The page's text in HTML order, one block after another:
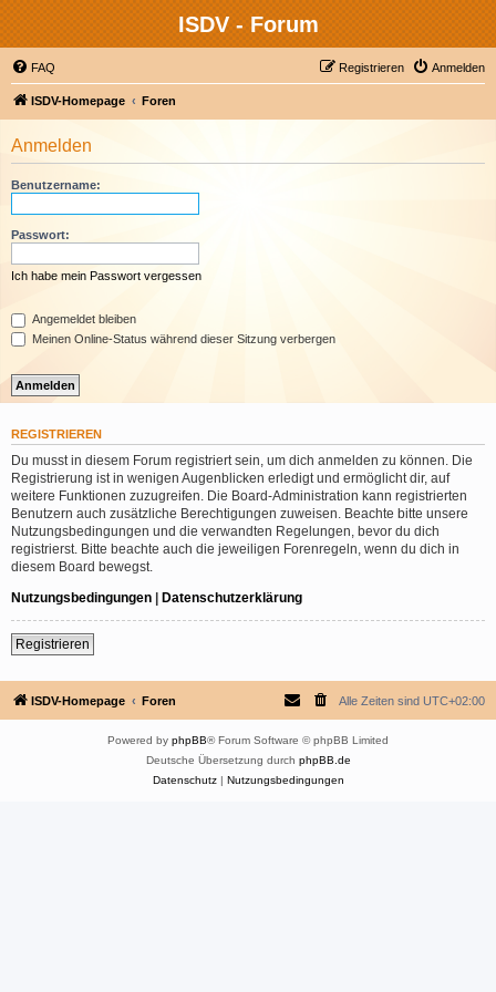
ISDV - Forum
FAQ Anmelden
Registrieren
ISDV-Homepage Foren
Anmelden
Benutzername:
Passwort:
Ich habe mein Passwort vergessen
Angemeldet bleiben
Meinen Online-Status während dieser Sitzung verbergen
REGISTRIEREN
Du musst in diesem Forum registriert sein, um dich anmelden zu können. Die
Registrierung ist in wenigen Augenblicken erledigt und ermöglicht dir, auf
weitere Funktionen zuzugreifen. Die Board-Administration kann registrierten
Benutzern auch zusätzliche Berechtigungen zuweisen. Beachte bitte unsere
Nutzungsbedingungen und die verwandten Regelungen, bevor du dich
registrierst. Bitte beachte auch die jeweiligen Forenregeln, wenn du dich in
diesem Board bewegst.
Nutzungsbedingungen | Datenschutzerklärung
Registrieren
ISDV-Homepage Foren Alle Zeiten sind UTC+02:00
Powered by phpBB® Forum Software © phpBB Limited
Deutsche Übersetzung durch phpBB.de
Datenschutz| Nutzungsbedingungen